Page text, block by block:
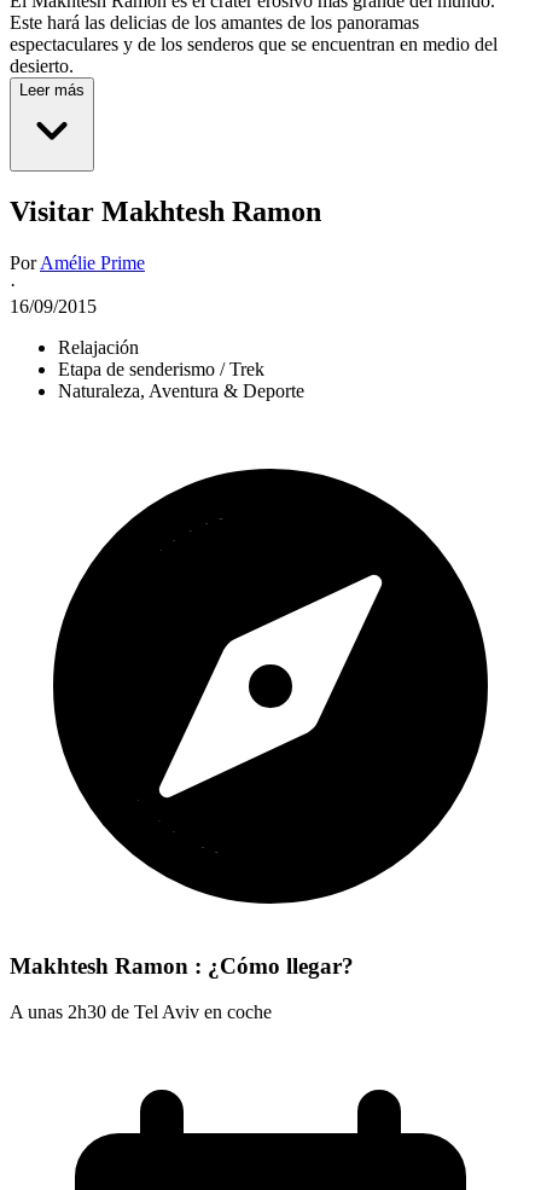
Este hará las delicias de los amantes de los panoramas
espectaculares y de los senderos que se encuentran en medio del
desierto.
Leer más
Visitar Makhtesh Ramon
PorAmélie Prime
·
16/09/2015
Relajación
Etapa de senderismo / Trek
Naturaleza, Aventura & Deporte
Makhtesh Ramon : ¿Cómo llegar?
A unas 2h30 de Tel Aviv en coche